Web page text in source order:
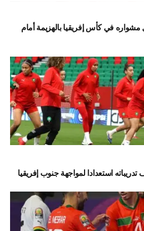
في كأس إفريقيا بالهزيمة أمام
استعدادا لمواجهة جنوب إفريقيا